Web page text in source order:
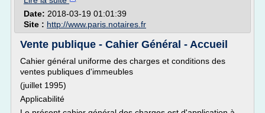
Date: 2018-03-19 01:01:39
Site : http://www.paris.notaires.fr
Vente publique - Cahier Général - Accueil
Cahier général uniforme des charges et conditions des
ventes publiques d'immeubles
(juillet 1995)
Applicabilité